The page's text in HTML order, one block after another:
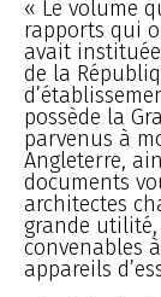
« Le volume
rapports qui
avait
de la
possède la
parvenus à
Angleterre,
documents
architectes
grande
convenables
appareils